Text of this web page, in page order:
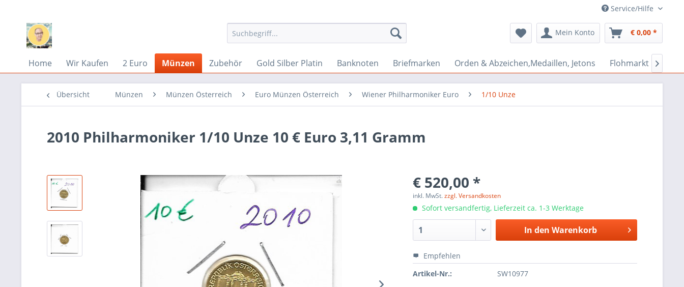
Service/Hilfe
Mein Konto € 0,00 *
Home Wir Kaufen 2 Euro Münzen Zubehör Gold Silber Platin Banknoten Briefmarken Orden & Abzeichen,Medaillen, Jetons Flohmarkt Bazar

Übersicht Münzen Münzen Österreich Euro Münzen Österreich Wiener Philharmoniker Euro 1/10 Unze
2010 Philharmoniker 1/10 Unze 10 € Euro 3,11 Gramm
€ 520,00 *
inkl. MwSt.zzgl. Versandkosten
Sofort versandfertig, Lieferzeit ca. 1-3 Werktage
In den Warenkorb
Empfehlen
Artikel-Nr.:
SW10977